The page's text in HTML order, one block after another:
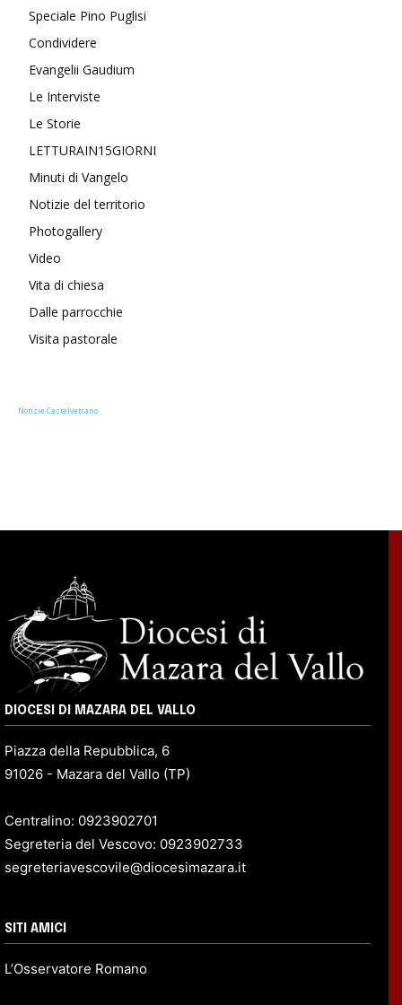
Speciale Pino Puglisi
Condividere
Evangelii Gaudium
Le Interviste
Le Storie
LETTURAIN15GIORNI
Minuti di Vangelo
Notizie del territorio
Photogallery
Video
Vita di chiesa
Dalle parrocchie
Visita pastorale
Notizie Castelvetrano
DIOCESI DI MAZARA DEL VALLO
Piazza della Repubblica, 6
91026 - Mazara del Vallo (TP)
Centralino: 0923902701
Segreteria del Vescovo: 0923902733
segreteriavescovile@diocesimazara.it
SITI AMICI
L’Osservatore Romano